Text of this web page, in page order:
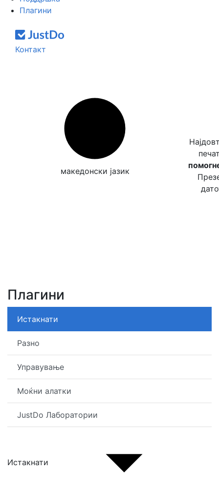
Плагини
Контакт
македонски јазик
Плагини
Истакнати
Разно
Управување
Моќни алатки
JustDo Лаборатории
Истакнати